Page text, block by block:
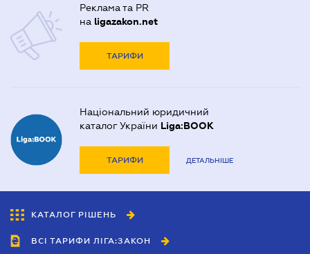
Реклама та PR
на ligazakon.net
ТАРИФИ
Національний юридичний
каталог України Liga:BOOK
ТАРИФИ ДЕТАЛЬНІШЕ
КАТАЛОГ РІШЕНЬ
ВСІ ТАРИФИ ЛІГА:ЗАКОН